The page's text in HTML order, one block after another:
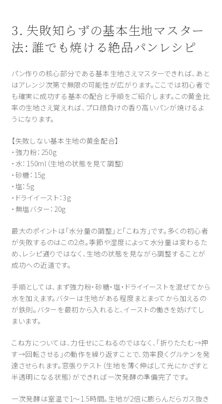
3. 失敗知らずの基本生地マスター
法: 誰でも焼ける絶品パンレシピ
パン作りの核心部分である基本生地さえマスターできれば、あと
はアレンジ次第で無限の可能性が広がります。ここでは初心者で
も確実に成功する基本の配合と手順をご紹介します。この黄金比
率の生地さえ覚えれば、プロ顔負けの香り高いパンが焼けるよ
うになります。
【失敗しない基本生地の黄金配合】
・強力粉：250g
・水：150ml（生地の状態を見て調整）
・砂糖：15g
・塩：5g
・ドライイースト：3g
・無塩バター：20g
最大のポイントは「水分量の調整」と「こね方」です。多くの初心者
が失敗するのはこの2点。季節や湿度によって水分量は変わるた
め、レシピ通りではなく、生地の状態を見ながら調整することが
成功への近道です。
手順としては、まず強力粉・砂糖・塩・ドライイーストを混ぜてから
水を加えます。バターは生地がある程度まとまってから加えるの
が鉄則。バターを最初から入れると、イーストの働きを妨げてし
まいます。
こね方については、力任せにこねるのではなく、「折りたたむ→押
す→回転させる」の動作を繰り返すことで、効率良くグルテンを発
達させられます。窓張りテスト（生地を薄く伸ばして光にかざすと
半透明になる状態）ができれば一次発酵の準備完了です。
一次発酵は室温で1〜1.5時間。生地が2倍に膨らんだらガス抜き